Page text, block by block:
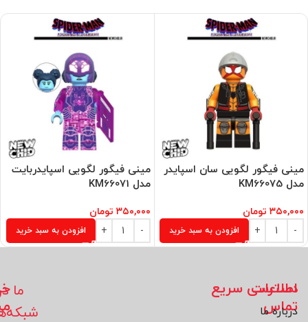
مینی فیگور لگویی سان اسپایدر
مدل KM66075
۳۵۰,۰۰۰ تومان
افزودن به سبد خرید
مینی فیگور لگویی اسپایدربایت
مدل KM66071
۳۵۰,۰۰۰ تومان
افزودن به سبد خرید
اطلاعات
تماس
دسترسی سریع
درباره ما
ما